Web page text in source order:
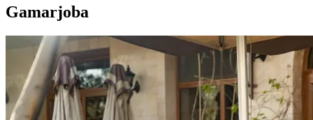
Gamarjoba